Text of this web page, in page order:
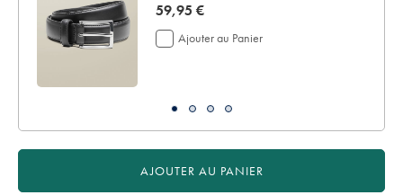
now
59,95
€
59,95 €
Ajouter au Panier
AJOUTER AU PANIER